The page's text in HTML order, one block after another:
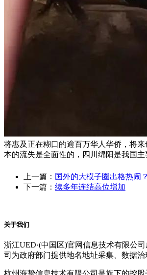
将惠及正在糊口的逾百万华人华侨，将
本的流失是全面性的，四川绵阳是我国
上一篇： 国外的大模子圈出格热闹？
下一篇： 续多年连结高位增加
关于我们
浙江UED·(中国区)官网信息技术有限公
司为政府部门提供地名地址采集、数据
杭州海挚信息技术有限公司是旗下的控